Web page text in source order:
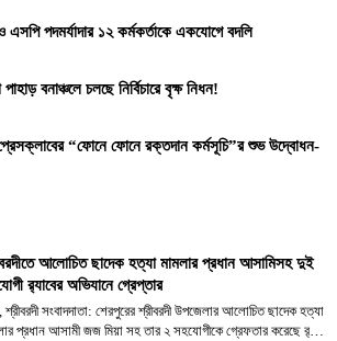
পদমর্যাদার ১২ কর্মকর্তাকে একযোগে বদলি
বনাঞ্চলে চলছে নির্বিচারে বৃক্ষ নিধন!
প্রেসক্লাবের “ফোনে ফোনে রক্তদান কর্মসূচি”র শুভ উদ্বোধন-
আলোচিত ছাদেক হত্যা মামলার প্রধান আসামিসহ দুই
র‍্যাবের অভিযানে গ্রেপ্তার
শ্রীবরদী সংবাদদাতা: শেরপুরের শ্রীবরদী উপজেলার আলোচিত ছাদেক হত্যা
প্রধান আসামী জজ মিয়া সহ তার ২ সহযোগীকে গ্রেফতার করেছে র‍্যাব